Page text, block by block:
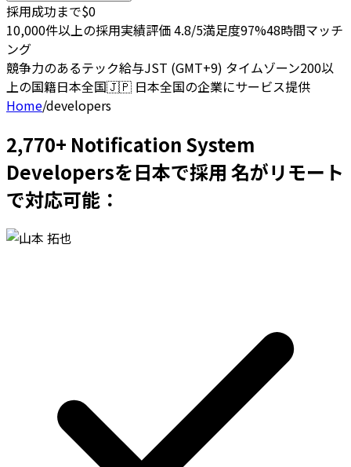
採用成功まで$0
10,000件以上の採用実績評価 4.8/5満足度97%48時間マッチ
ング
競争力のあるテック給与JST (GMT+9) タイムゾーン200以
上の国籍日本全国🇯🇵 日本全国の企業にサービス提供
Home/developers
2,770+ Notification System
Developersを日本で採用 名がリモート
で対応可能：